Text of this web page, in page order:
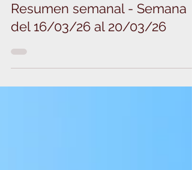
20 mar
Resumen semanal - Semana
del 16/03/26 al 20/03/26